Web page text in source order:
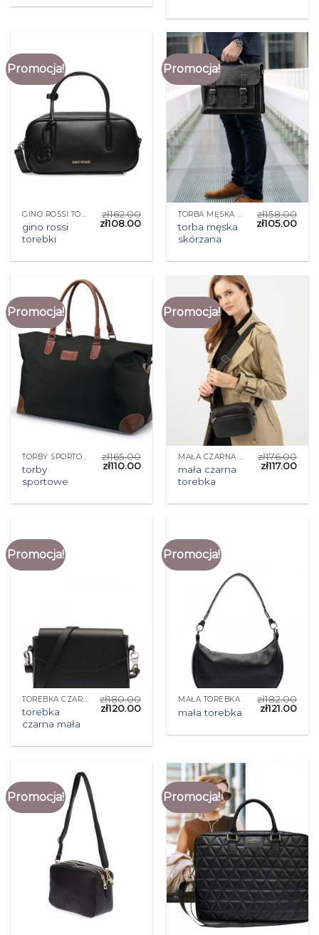
Promocja!
GINO ROSSI TOREBKI
gino rossi
torebki
zł162.00
zł108.00
Promocja!
TORBA MĘSKA SKÓRZANA
torba męska
skórzana
zł158.00
zł105.00
Promocja!
TORBY SPORTOWE
torby
sportowe
zł165.00
zł110.00
Promocja!
MAŁA CZARNA TOREBKA
mała czarna
torebka
zł176.00
zł117.00
Promocja!
TOREBKA CZARNA MAŁA
torebka
czarna mała
zł180.00
zł120.00
Promocja!
MAŁA TOREBKA
mała torebka
zł182.00
zł121.00
Promocja! Promocja!